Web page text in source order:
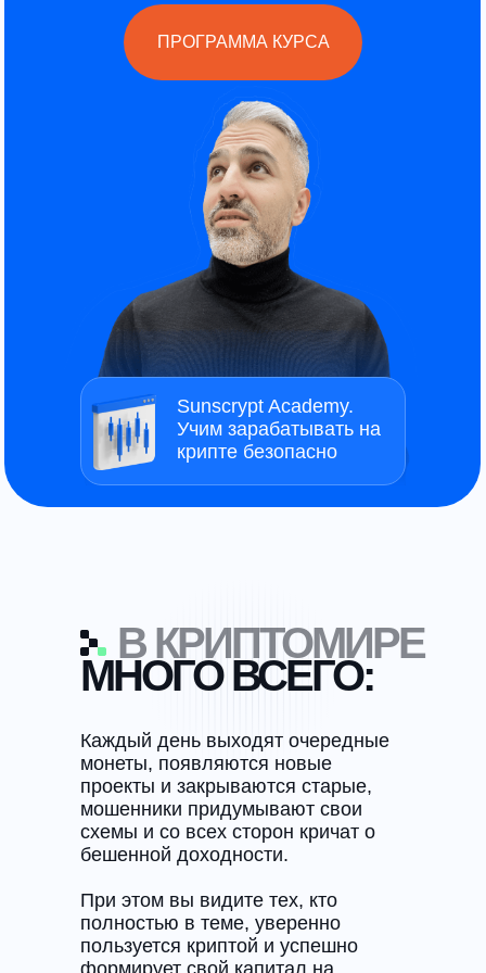
Sunscrypt Academy.
Учим зарабатывать на
крипте безопасно
ПРОГРАММА КУРСА
В КРИПТОМИРЕ
МНОГО ВСЕГО:
Каждый день выходят очередные
монеты, появляются новые
проекты и закрываются старые,
мошенники придумывают свои
схемы и со всех сторон кричат о
бешенной доходности.
При этом вы видите тех, кто
полностью в теме, уверенно
пользуется криптой и успешно
формирует свой капитал на